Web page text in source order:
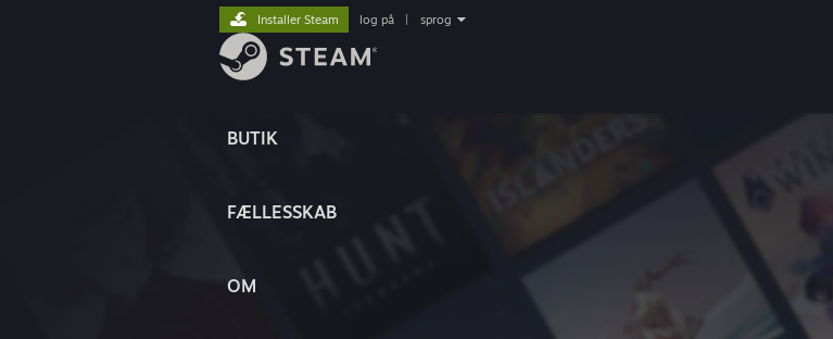
BUTIK
FÆLLESSKAB
OM
Installer Steam log på sprog